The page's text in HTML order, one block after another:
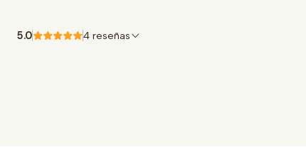
5.0 4 reseñas